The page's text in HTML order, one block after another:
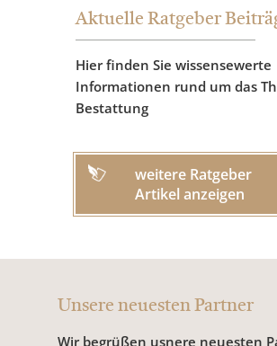
Aktuelle Ratgeber
Hier finden Sie wissensewerte
Informationen rund um das
Bestattung
weitere Ratgeber
Artikel anzeigen
Unsere neuesten Partner
Wir begrüßen usnere neuesten